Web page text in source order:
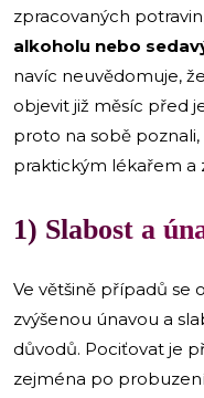
zpracovaných
alkoholu nebo
navíc neuvědomuje,
objevit již měsíc před
proto na sobě
praktickým lékařem a
1) Slabost a
Ve většině případů se
zvýšenou únavou a
důvodů. Pociťovat je
zejména po